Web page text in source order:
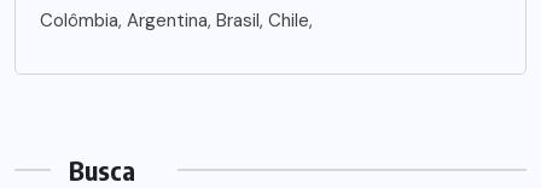
Colômbia, Argentina, Brasil, Chile,
Busca